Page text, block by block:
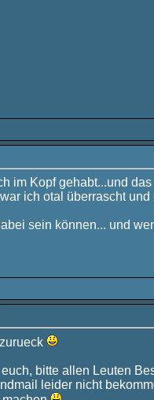
im Kopf gehabt...und
ich otal überrascht
sein können... und
bitte allen Leuten
leider nicht